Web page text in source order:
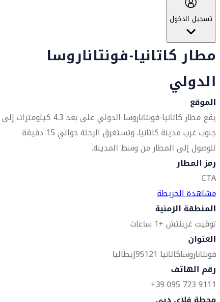
تسجيل الدخول
مطار كاتانيا-فونتاناروسا
الدولي
الموقع
يقع مطار كاتانيا-فونتاناروسا الدولي على بعد 4.3 كيلومترات إلى
جنوب غرب مدينة كاتانيا. وتستغرق الرحلة حوالي 15 دقيقة
للوصول إلى المطار من وسط المدينة.
رمز المطار
CTA
مشاهدة الخريطة
المنطقة الزمنية
توقيت غرينتش +1 ساعات
العنوان
فونتاناروساكاتانيا 95121
إيطاليا
رقم الهاتف
9111 723 095 39+